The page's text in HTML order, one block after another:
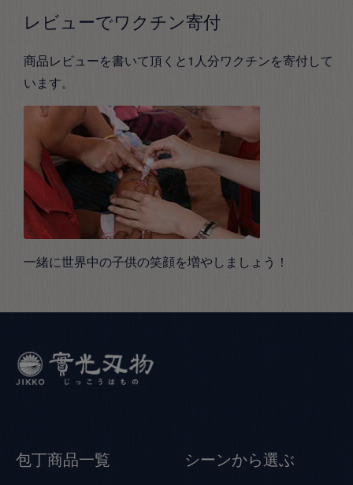
レビューでワクチン寄付
商品レビューを書いて頂くと1人分ワクチンを寄付して
います。
一緒に世界中の子供の笑顔を増やしましょう！
包丁商品一覧 シーンから選ぶ